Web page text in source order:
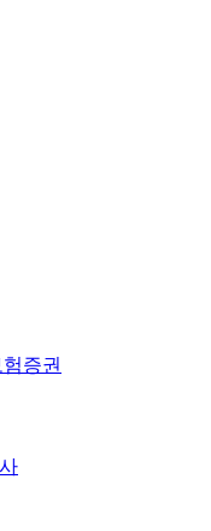
증권